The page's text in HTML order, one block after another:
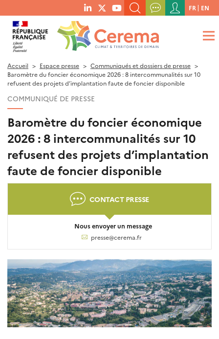
menu
social
links
RECHERCHER UN MOT-CLÉ, UNE PUBLICATION, ETC.
QUE RECHERCHEZ-VOUS ?
Menu
du
compte
de
FR EN
Accueil Espace presse
Communiqués et dossiers de presse
Baromètre du foncier économique 2026 : 8 intercommunalités sur 10
refusent des projets d’implantation faute de foncier disponible
COMMUNIQUÉ DE PRESSE
Baromètre du foncier économique
2026 : 8 intercommunalités sur 10
refusent des projets d’implantation
faute de foncier disponible
CONTACT PRESSE
Nous envoyer un message
presse@cerema.fr